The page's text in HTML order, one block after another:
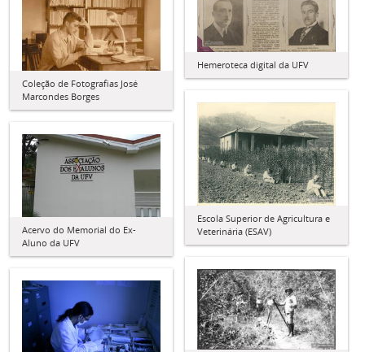
Hemeroteca digital da UFV
Coleção de Fotografias José
Marcondes Borges
Escola Superior de Agricultura e
Veterinária (ESAV)
Acervo do Memorial do Ex-
Aluno da UFV